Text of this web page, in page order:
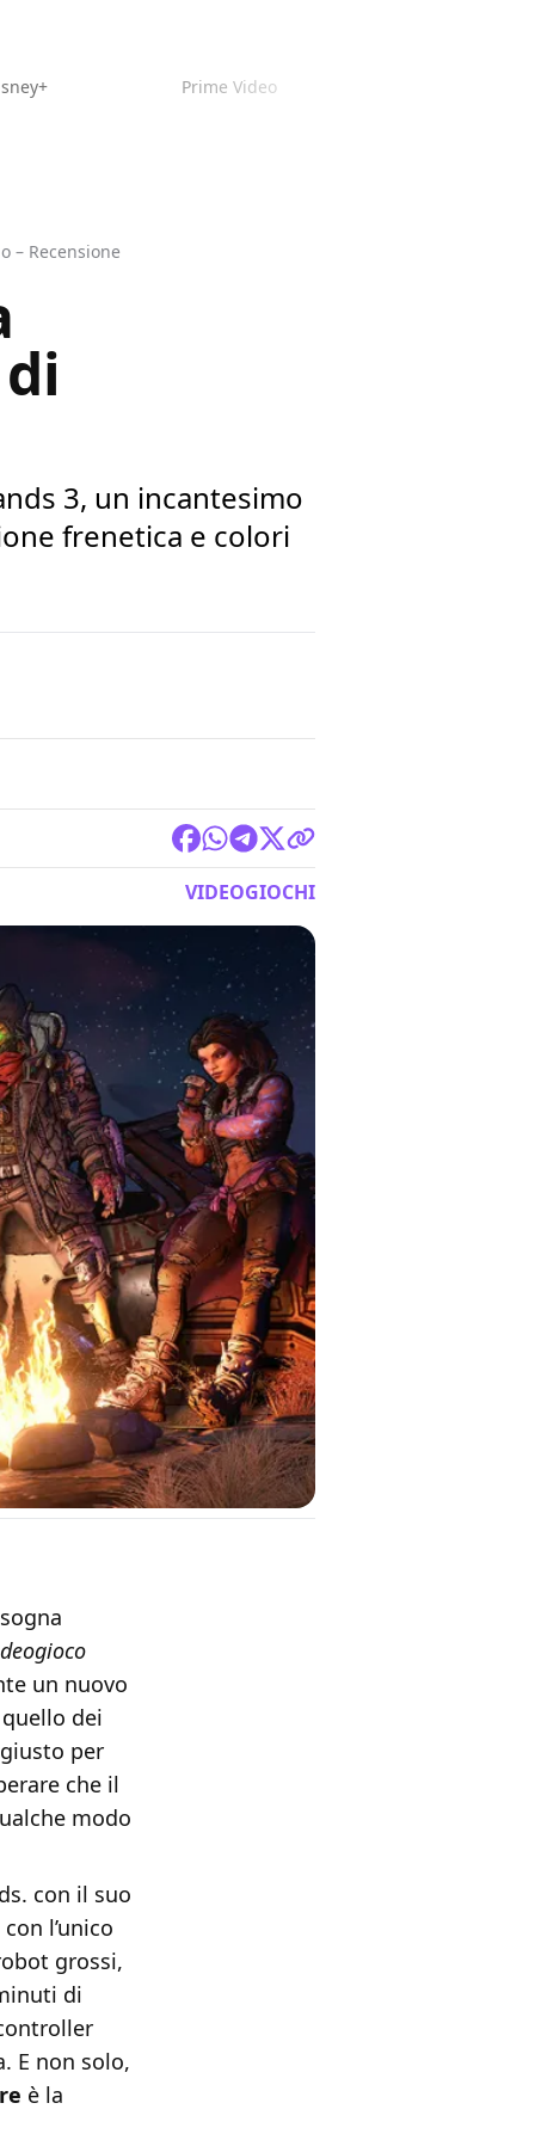
Prime Video
– Recensione
3, un incantesimo
frenetica e colori
VIDEOGIOCHI
un nuovo
dei
per
che il
modo
con il suo
l’unico
grossi,
di
E non solo,
è la